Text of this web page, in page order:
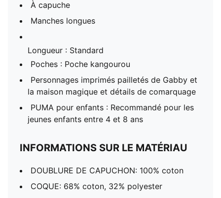
À capuche
Manches longues
Longueur : Standard
Poches : Poche kangourou
Personnages imprimés pailletés de Gabby et
la maison magique et détails de comarquage
PUMA pour enfants : Recommandé pour les
jeunes enfants entre 4 et 8 ans
INFORMATIONS SUR LE MATÉRIAU
DOUBLURE DE CAPUCHON: 100% coton
COQUE: 68% coton, 32% polyester